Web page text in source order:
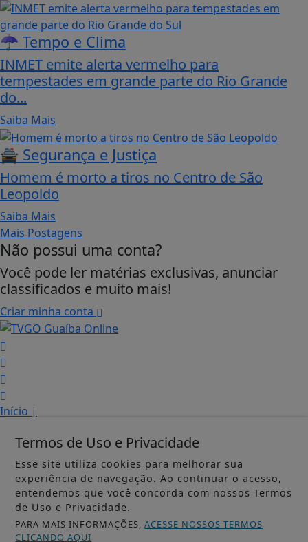
☂️ Tempo e Clima
INMET emite alerta vermelho para
tempestades em grande parte do Rio Grande
do...
Saiba Mais
🚔 Segurança e Justiça
Homem é morto a tiros no Centro de São
Leopoldo
Saiba Mais
Mais Postagens
Não possui uma conta?
Você pode ler matérias exclusivas, anunciar
classificados e muito mais!
Criar minha conta
Início |
Painel do Leitor |
Termos de Uso e Privacidade|
FAQ|
Contato
Guaíba Online - Todos os direitos reservados
Termos de Uso e Privacidade
Esse site utiliza cookies para melhorar sua
experiência de navegação. Ao continuar o acesso,
entendemos que você concorda com nossos Termos
de Uso e Privacidade.
PARA MAIS INFORMAÇÕES,ACESSE NOSSOS TERMOS
CLICANDO AQUI